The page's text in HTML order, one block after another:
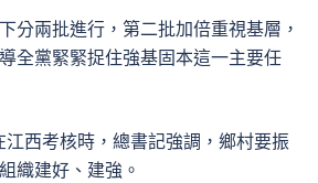
分兩批進行，第二批加倍重視基層，
全黨緊緊捉住強基固本這一主要任
西考核時，總書記強調，鄉村要振
織建好、建強。